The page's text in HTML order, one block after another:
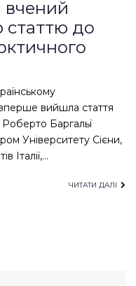
вчений
до
вийшла стаття
Баргальї
Університету Сієни,
Італії,…
ЧИТАТИ ДАЛІ